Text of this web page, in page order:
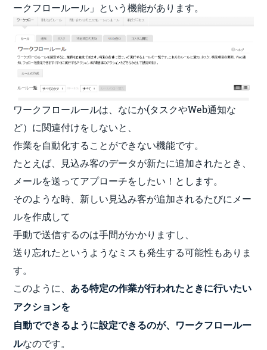
ークフロールール」という機能があります。
ワークフロールールは、なにか(タスクやWeb通知な
ど）に関連付けをしないと、
作業を自動化することができない機能です。
たとえば、見込み客のデータが新たに追加されたとき、
メールを送ってアプローチをしたい！とします。
そのような時、新しい見込み客が追加されるたびにメー
ルを作成して
手動で送信するのは手間がかかりますし、
送り忘れたというようなミスも発生する可能性もありま
す。
このように、 ある特定の作業が行われたときに行いたい
アクションを
自動でできるように設定できるのが、ワークフロールー
ルなのです。